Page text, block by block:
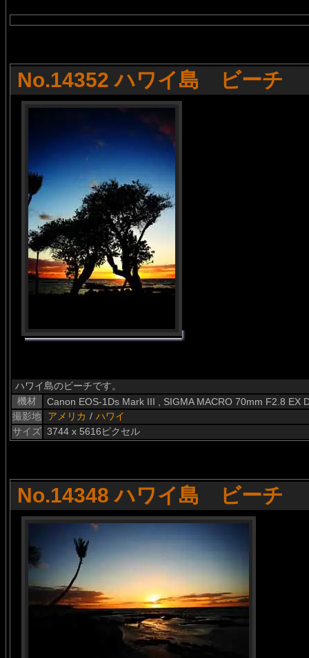
No.14352 ハワイ島 ビーチ
ハワイ島のビーチです。
機材
Canon EOS-1Ds Mark III , SIGMA MACRO 70mm F2.8 EX
撮影地
アメリカ / ハワイ
サイズ 3744 x 5616ピクセル
No.14348 ハワイ島 ビーチ